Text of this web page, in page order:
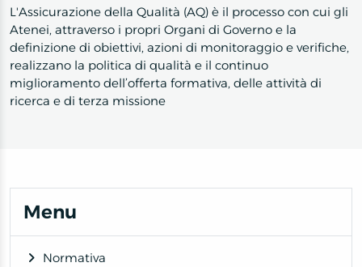
L'Assicurazione della Qualità (AQ) è il processo con cui gli
Atenei, attraverso i propri Organi di Governo e la
definizione di obiettivi, azioni di monitoraggio e verifiche,
realizzano la politica di qualità e il continuo
miglioramento dell’offerta formativa, delle attività di
ricerca e di terza missione
Menu
Normativa